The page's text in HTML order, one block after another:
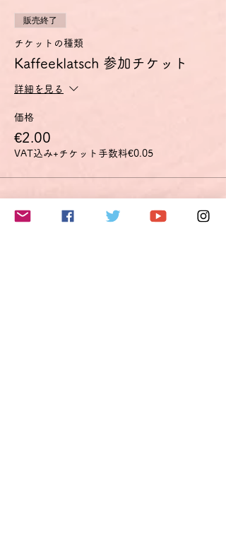
販売終了
チケットの種類
Kaffeeklatsch 参加チケット
詳細を見る
価格
€2.00
VAT込み+チケット手数料€0.05
このイベントをシェア